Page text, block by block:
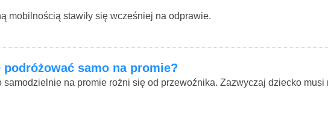
mobilnością stawiły się wcześniej na odprawie.
samo na promie?
na promie rożni się od przewoźnika. Zazwyczaj dziecko